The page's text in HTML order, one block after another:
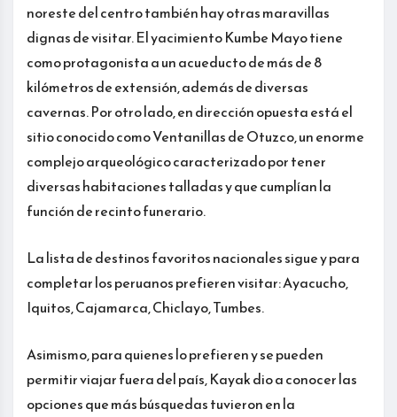
noreste del centro también hay otras maravillas
dignas de visitar. El yacimiento Kumbe Mayo tiene
como protagonista a un acueducto de más de 8
kilómetros de extensión, además de diversas
cavernas. Por otro lado, en dirección opuesta está el
sitio conocido como Ventanillas de Otuzco, un enorme
complejo arqueológico caracterizado por tener
diversas habitaciones talladas y que cumplían la
función de recinto funerario.
La lista de destinos favoritos nacionales sigue y para
completar los peruanos prefieren visitar: Ayacucho,
Iquitos, Cajamarca, Chiclayo, Tumbes.
Asimismo, para quienes lo prefieren y se pueden
permitir viajar fuera del país, Kayak dio a conocer las
opciones que más búsquedas tuvieron en la